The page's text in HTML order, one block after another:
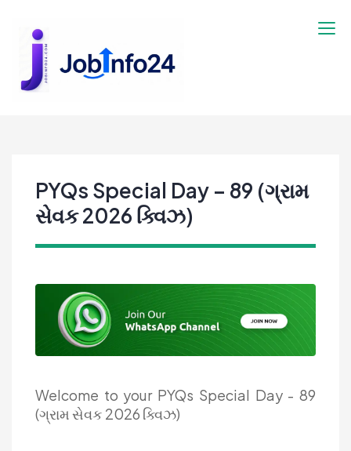
content
PYQs Special Day – 89 (ગ્રામ
સેવક 2026 ક્વિઝ)
Welcome to your PYQs Special Day - 89
(ગ્રામ સેવક 2026 ક્વિઝ)